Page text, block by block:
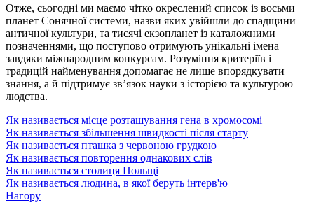
Отже, сьогодні ми маємо чітко окреслений список із восьми
планет Сонячної системи, назви яких увійшли до спадщини
античної культури, та тисячі екзопланет із каталожними
позначеннями, що поступово отримують унікальні імена
завдяки міжнародним конкурсам. Розуміння критеріїв і
традицій найменування допомагає не лише впорядкувати
знання, а й підтримує зв’язок науки з історією та культурою
людства.
Як називається місце розташування гена в хромосомі
Як називається збільшення швидкості після старту
Як називається пташка з червоною грудкою
Як називається повторення однакових слів
Як називається столиця Польщі
Як називається людина, в якої беруть інтерв'ю
Нагору